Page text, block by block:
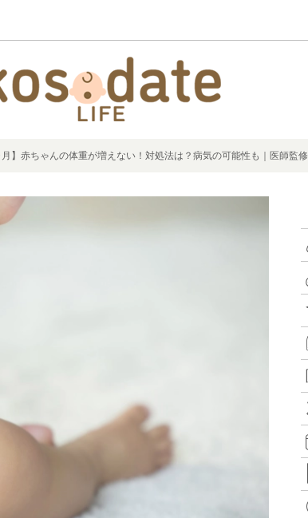
】赤ちゃんの体重が増えない！対処法は？病気の可能性も｜医師監修